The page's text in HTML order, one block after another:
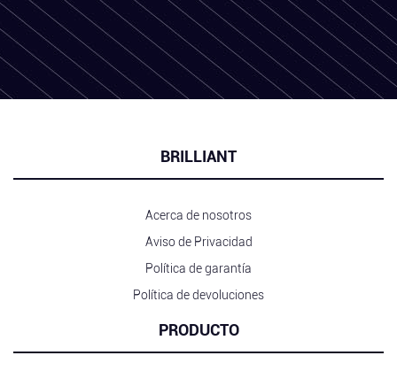
BRILLIANT
Acerca de nosotros
Aviso de Privacidad
Política de garantía
Política de devoluciones
PRODUCTO